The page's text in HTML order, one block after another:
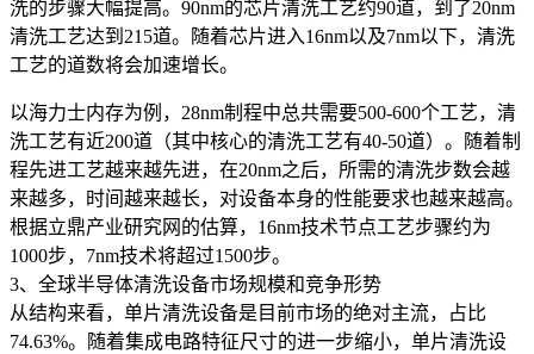
洗的步骤大幅提高。90nm的芯片清洗工艺约90道，到了20nm
清洗工艺达到215道。随着芯片进入16nm以及7nm以下，清洗
工艺的道数将会加速增长。
以海力士内存为例，28nm制程中总共需要500-600个工艺，清
洗工艺有近200道（其中核心的清洗工艺有40-50道）。随着制
程先进工艺越来越先进，在20nm之后，所需的清洗步数会越
来越多，时间越来越长，对设备本身的性能要求也越来越高。
根据立鼎产业研究网的估算，16nm技术节点工艺步骤约为
1000步，7nm技术将超过1500步。
3、全球半导体清洗设备市场规模和竞争形势
从结构来看，单片清洗设备是目前市场的绝对主流，占比
74.63%。随着集成电路特征尺寸的进一步缩小，单片清洗设